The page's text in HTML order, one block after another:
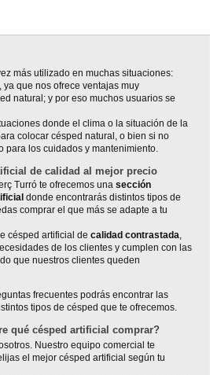
más utilizado en muchas situaciones:
ya que nos ofrece ventajas muy
natural; y por eso muchos usuarios se
donde el clima o la situación de la
colocar césped natural, o bien si no
para los cuidados y mantenimiento.
de calidad al mejor precio
Turró te ofrecemos unasección
donde encontrarás distintos tipos de
comprar el que más se adapte a tu
césped artificial decalidad contrastada,
de los clientes y cumplen con las
que nuestros clientes queden
frecuentes podrás encontrar las
tipos de césped que te ofrecemos.
qué césped artificial comprar?
Nuestro equipo comercial te
el mejor césped artificial según tu